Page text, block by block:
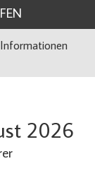
Informationen
2026